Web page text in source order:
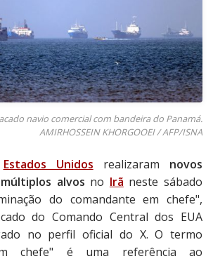
navio comercial com bandeira do Panamá.
AMIRHOSSEIN KHORGOOEI / AFP/ISNA
Estados Unidos realizaram novos
alvos no Irã neste sábado
do comandante em chefe",
do Comando Central dos EUA
no perfil oficial do X. O termo
chefe" é uma referência ao